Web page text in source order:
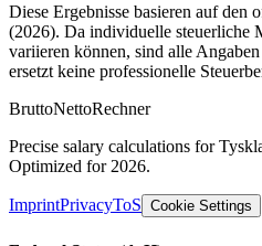
Diese Ergebnisse basieren auf
(2026). Da individuelle steuerliche
variieren können, sind alle
ersetzt keine professionelle
BruttoNettoRechner
Precise salary calculations for
Optimized for 2026.
ImprintPrivacyToS Cookie Settings